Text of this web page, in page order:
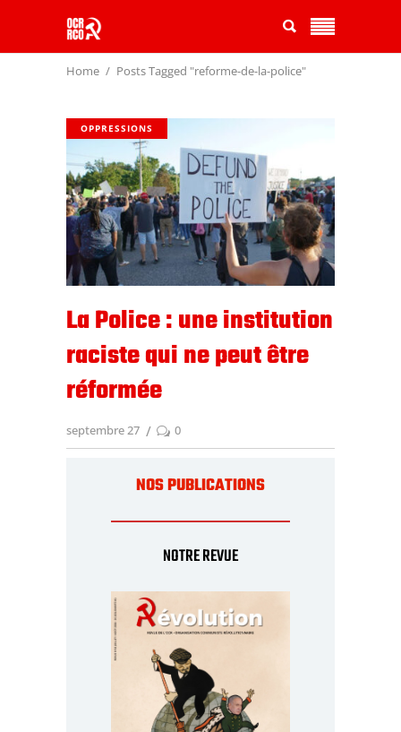
Home Posts Tagged "reforme-de-la-police"
OPPRESSIONS
La Police : une institution
raciste qui ne peut être
réformée
septembre 27 0
NOS PUBLICATIONS
NOTRE REVUE